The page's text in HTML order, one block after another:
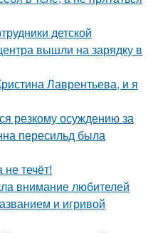
детской
вышли на зарядку в
Лаврентьева, и я
резкому осуждению за
пересильд была
течёт!
внимание любителей
и игривой